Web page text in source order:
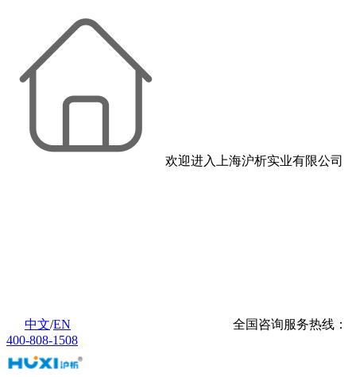
欢迎进入上海沪析实业有限公司
中文/EN
全国咨询服务热线：
400-808-1508